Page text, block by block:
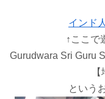
インド
↑ここで
Gurudwara Sri Guru
という